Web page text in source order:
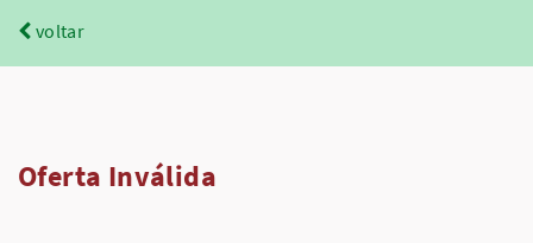
voltar
Oferta Inválida